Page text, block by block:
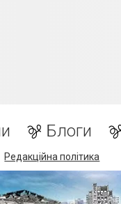
Блоги
Редакційна політика